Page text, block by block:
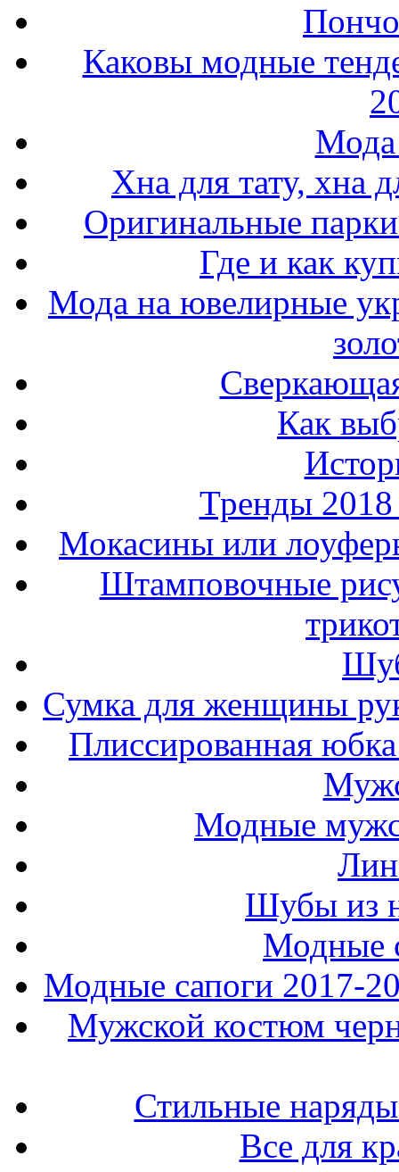
Каковы модные
Мода
Хна для тату, хна
Оригинальные
Где и как
Мода на ювелирные
Как
Тренды
Мокасины или
Штамповочные
Сумка для женщины
Плиссированная
Модные
Шубы из
Модные
Модные сапоги 2017-
Мужской костюм
Стильные
Все для